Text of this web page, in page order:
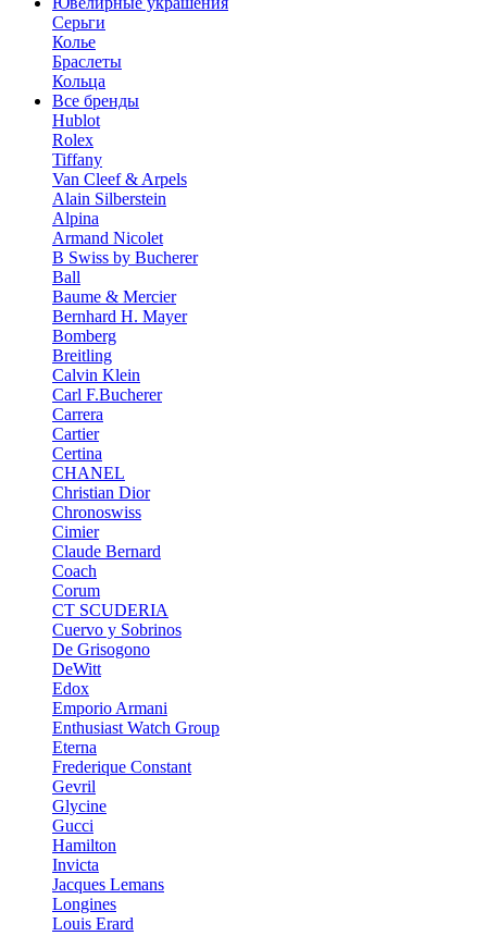
Серьги
Колье
Браслеты
Кольца
Все бренды
Hublot
Rolex
Tiffany
Van Cleef & Arpels
Alain Silberstein
Alpina
Armand Nicolet
B Swiss by Bucherer
Ball
Baume & Mercier
Bernhard H. Mayer
Bomberg
Breitling
Calvin Klein
Carl F.Bucherer
Carrera
Cartier
Certina
CHANEL
Christian Dior
Chronoswiss
Cimier
Claude Bernard
Coach
Corum
CT SCUDERIA
Cuervo y Sobrinos
De Grisogono
DeWitt
Edox
Emporio Armani
Enthusiast Watch Group
Eterna
Frederique Constant
Gevril
Glycine
Gucci
Hamilton
Invicta
Jacques Lemans
Longines
Louis Erard